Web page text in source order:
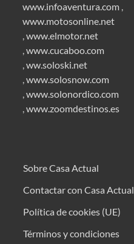
www.infoaventura.com ,
www.motosonline.net
,www.elmotor.net
,www.cucaboo.com
,ww.soloski.net
,www.solosnow.com
,www.solonordico.com
,www.zoomdestinos.es
Sobre Casa Actual
Contactar con Casa Actual
Política de cookies (UE)
Términos y condiciones